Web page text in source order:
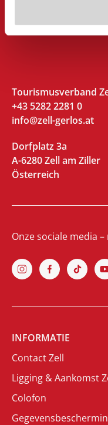
Tourismusverband
+43 5282 2281 0
info@zell-gerlos.at
Dorfplatz 3a
A-6280 Zell am Ziller
Österreich
Onze sociale media
INFORMATIE
Contact Zell
Ligging & Aankomst
Colofon